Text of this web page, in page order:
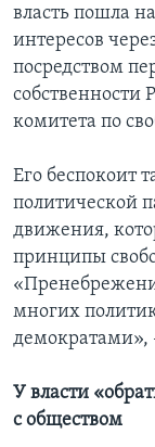
власть пошла
интересов
посредством
собственности
комитета по
Его беспокоит
политической
движения,
принципы
многих
демократами»,
У власти
с обществом